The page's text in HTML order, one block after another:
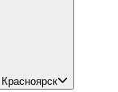
Красноярск